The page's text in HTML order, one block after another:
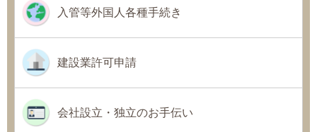
入管等外国人各種手続き
建設業許可申請
会社設立・独立のお手伝い